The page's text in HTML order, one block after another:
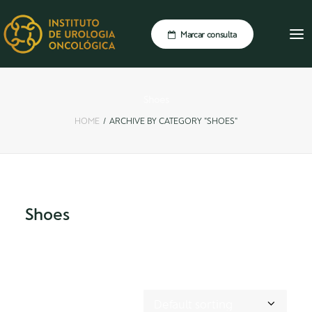
Marcar consulta
HOME ARCHIVE BY CATEGORY "SHOES"
Shoes